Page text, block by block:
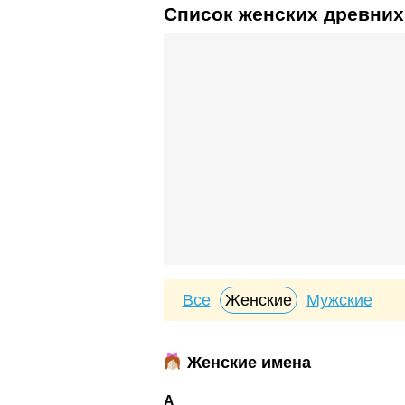
Список женских
Все Женские Мужские
Женские имена
А